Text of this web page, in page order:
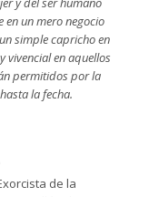
en un mero negocio
simple capricho en
vivencial en aquellos
permitidos por la
la fecha.
de la